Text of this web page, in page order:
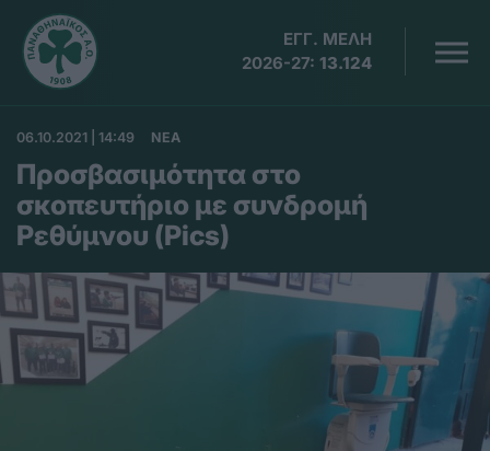
ΕΓΓ. ΜΕΛΗ
2026-27: 13.124
06.10.2021 | 14:49 ΝΕΑ
Προσβασιμότητα στο
σκοπευτήριο με συνδρομή
Ρεθύμνου (Pics)